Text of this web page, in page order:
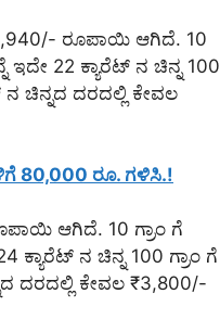
ರೂಪಾಯಿ ಆಗಿದೆ. 10
22 ಕ್ಯಾರೆಟ್ ನ ಚಿನ್ನ 100
ನ ಚಿನ್ನದ ದರದಲ್ಲಿ ಕೇವಲ
80,000 ರೂ. ಗಳಿಸಿ.!
ಆಗಿದೆ. 10 ಗ್ರಾಂ ಗೆ
ನ ಚಿನ್ನ 100 ಗ್ರಾಂ ಗೆ
ದರದಲ್ಲಿ ಕೇವಲ ₹3,800/-